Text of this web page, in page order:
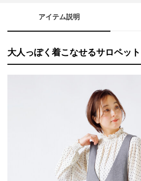
アイテム説明
大人っぽく着こなせるサロペット